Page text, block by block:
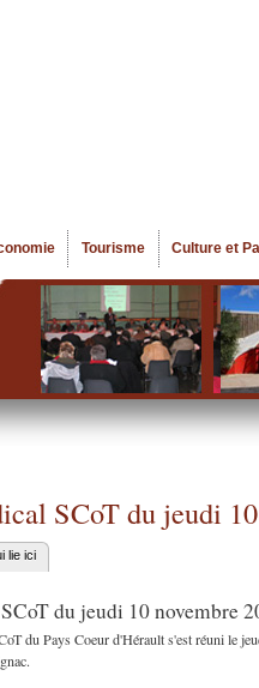
Tourisme Culture et
SCoT du jeudi
lie ici
du jeudi 10 novembre
du Pays Coeur d'Hérault s'est réuni le